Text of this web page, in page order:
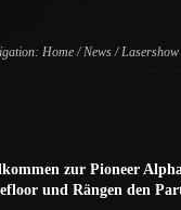
Home/News/ Lasershow
zur Pioneer
und Rängen den